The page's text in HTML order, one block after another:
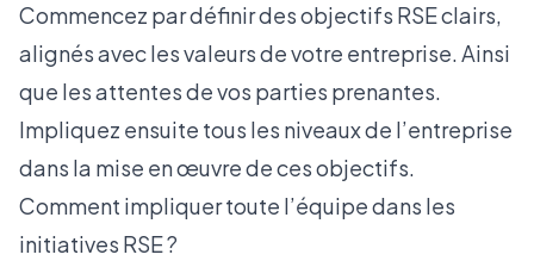
Commencez par définir des objectifs RSE clairs,
alignés avec les valeurs de votre entreprise. Ainsi
que les attentes de vos parties prenantes.
Impliquez ensuite tous les niveaux de l’entreprise
dans la mise en œuvre de ces objectifs.
Comment impliquer toute l’équipe dans les
initiatives RSE ?